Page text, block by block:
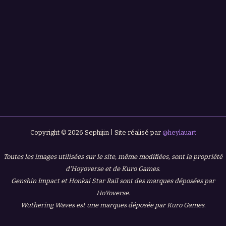
Copyright © 2026 Sephijin | Site réalisé par @heylauart
Toutes les images utilisées sur le site, même modifiées, sont la propriété
d'Hoyoverse et de Kuro Games.
Genshin Impact et Honkai Star Rail sont des marques déposées par
HoYoverse.
Wuthering Waves est une marques déposée par Kuro Games.